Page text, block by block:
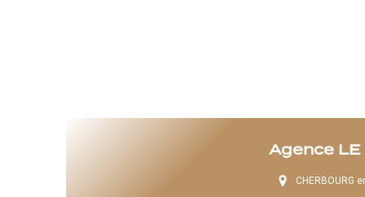
Agence LE
CHERBOURG